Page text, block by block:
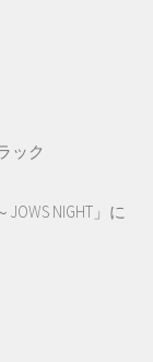
ック
JOWS NIGHT」に